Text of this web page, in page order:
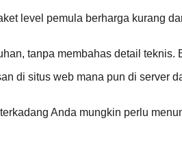
level pemula berharga kurang
tanpa membahas detail
di situs web mana pun di server
Anda mungkin perlu